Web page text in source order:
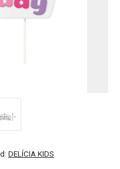
DELÍCIA KIDS